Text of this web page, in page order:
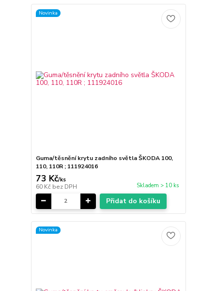
Novinka
Guma/těsnění krytu zadního světla ŠKODA 100,
110, 110R ; 111924016
73 Kč/ks
60 Kč bez DPH Skladem > 10 ks
Přidat do košíku
Novinka